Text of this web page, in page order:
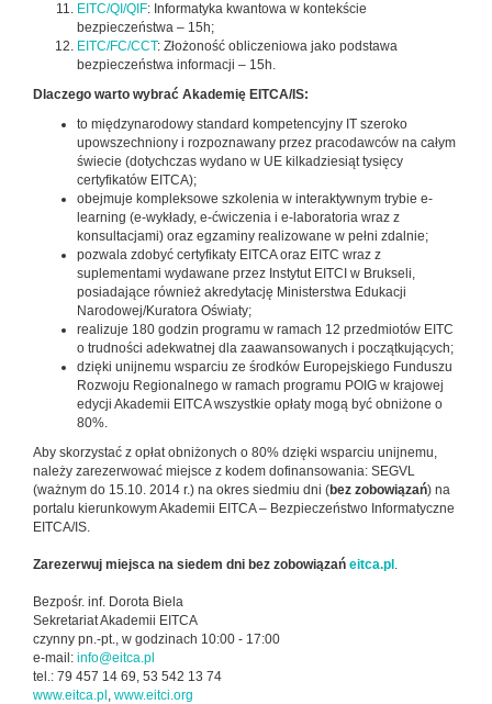
EITC/QI/QIF: Informatyka kwantowa w kontekście
bezpieczeństwa – 15h;
EITC/FC/CCT: Złożoność obliczeniowa jako podstawa
bezpieczeństwa informacji – 15h.
Dlaczego warto wybrać Akademię EITCA/IS:
to międzynarodowy standard kompetencyjny IT szeroko
upowszechniony i rozpoznawany przez pracodawców na całym
świecie (dotychczas wydano w UE kilkadziesiąt tysięcy
certyfikatów EITCA);
obejmuje kompleksowe szkolenia w interaktywnym trybie e-
learning (e-wykłady, e-ćwiczenia i e-laboratoria wraz z
konsultacjami) oraz egzaminy realizowane w pełni zdalnie;
pozwala zdobyć certyfikaty EITCA oraz EITC wraz z
suplementami wydawane przez Instytut EITCI w Brukseli,
posiadające również akredytację Ministerstwa Edukacji
Narodowej/Kuratora Oświaty;
realizuje 180 godzin programu w ramach 12 przedmiotów EITC
o trudności adekwatnej dla zaawansowanych i początkujących;
dzięki unijnemu wsparciu ze środków Europejskiego Funduszu
Rozwoju Regionalnego w ramach programu POIG w krajowej
edycji Akademii EITCA wszystkie opłaty mogą być obniżone o
80%.
Aby skorzystać z opłat obniżonych o 80% dzięki wsparciu unijnemu,
należy zarezerwować miejsce z kodem dofinansowania: SEGVL
(ważnym do 15.10. 2014 r.) na okres siedmiu dni (bez zobowiązań) na
portalu kierunkowym Akademii EITCA – Bezpieczeństwo Informatyczne
EITCA/IS.
Zarezerwuj miejsca na siedem dni bez zobowiązań eitca.pl .
Bezpośr. inf. Dorota Biela
Sekretariat Akademii EITCA
czynny pn.-pt., w godzinach 10:00 - 17:00
e-mail: info@eitca.pl
tel.: 79 457 14 69, 53 542 13 74
www.eitca.pl , www.eitci.org